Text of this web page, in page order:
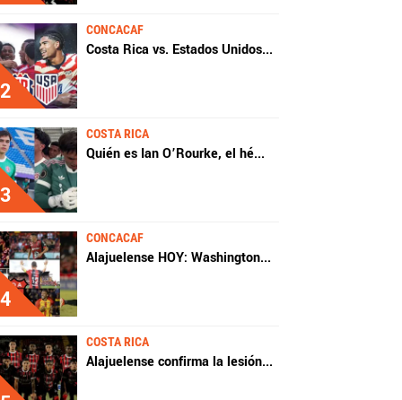
2
CONCACAF
Costa Rica vs. Estados Unidos...
3
COSTA RICA
Quién es Ian O’Rourke, el hé...
4
CONCACAF
Alajuelense HOY: Washington...
COSTA RICA
Alajuelense confirma la lesión...